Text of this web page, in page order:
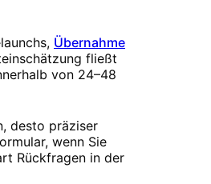
Übernahme
fließt
von 24–48
desto präziser
wenn Sie
Rückfragen in der